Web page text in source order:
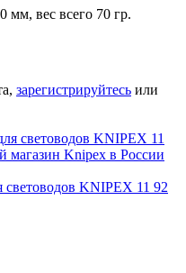
мм, вес всего 70 гр.
зарегистрируйтесь или
KNIPEX 11 92